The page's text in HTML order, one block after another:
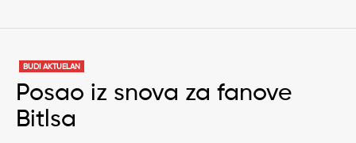
BUDI AKTUELAN
Posao iz snova za fanove
Bitlsa